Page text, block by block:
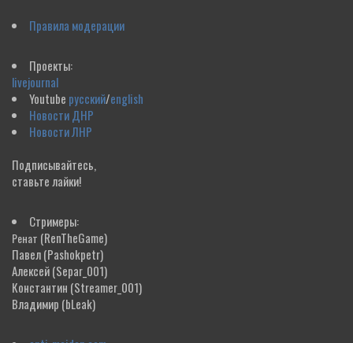
Правила модерации
Проекты:
livejournal
Youtube русский/english
Новости ДНР
Новости ЛНР
Подписывайтесь,
ставьте лайки!
Стримеры:
Ренат (RenTheGame)
Павел(Pashokpetr)
Алексей(Separ_001)
Константин (Streamer_001)
Владимир (bLeak)